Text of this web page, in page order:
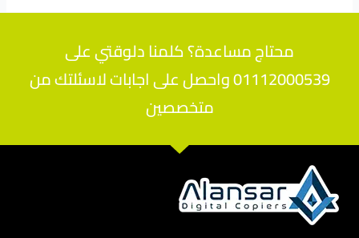
محتاج مساعدة؟ كلمنا دلوقتي على
01112000539 واحصل على اجابات لاسئلتك من
متخصصين